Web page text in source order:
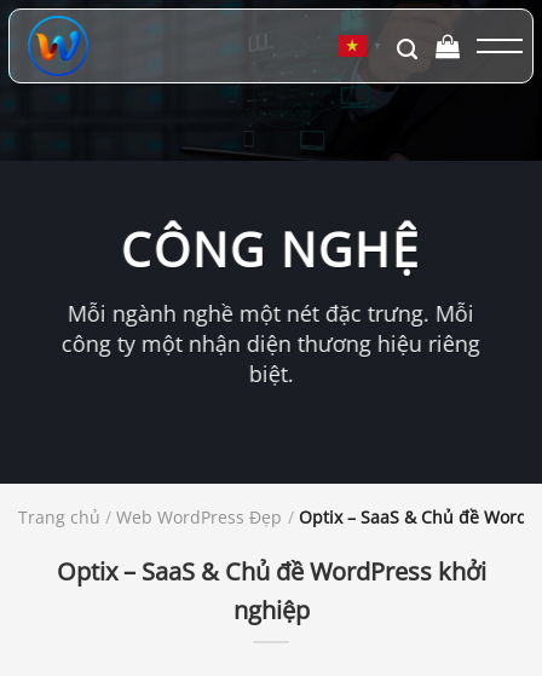
Chuyển
đến
dung
▼
CÔNG NGHỆ
Mỗi ngành nghề một nét đặc trưng. Mỗi
công ty một nhận diện thương hiệu riêng
biệt.
Trang chủ / Web WordPress Đẹp / Optix – SaaS & Chủ đề
Optix – SaaS & Chủ đề WordPress khởi
nghiệp